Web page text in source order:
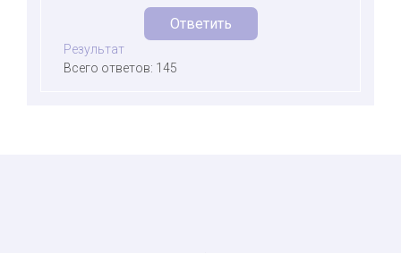
Результат
Всего ответов: 145